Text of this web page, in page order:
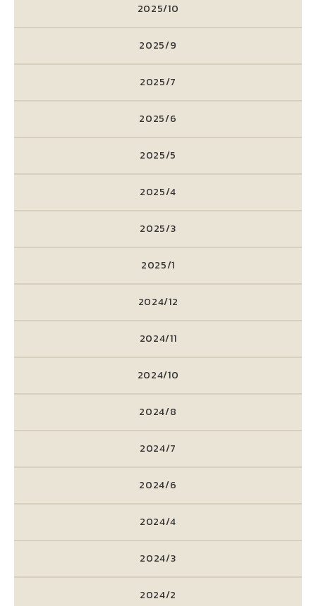
2025/10
2025/9
2025/7
2025/6
2025/5
2025/4
2025/3
2025/1
2024/12
2024/11
2024/10
2024/8
2024/7
2024/6
2024/4
2024/3
2024/2